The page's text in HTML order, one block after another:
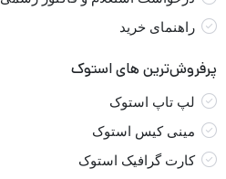
راهنمای خرید
پرفروش‌ترین های استوک
لپ تاپ استوک
مینی کیس استوک
کارت گرافیک استوک